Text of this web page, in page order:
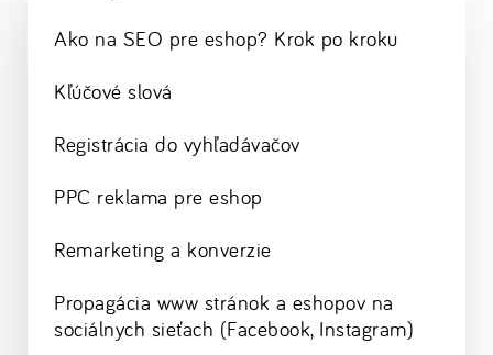
Ako na SEO pre eshop? Krok po kroku
Kľúčové slová
Registrácia do vyhľadávačov
PPC reklama pre eshop
Remarketing a konverzie
Propagácia www stránok a eshopov na
sociálnych sieťach (Facebook, Instagram)